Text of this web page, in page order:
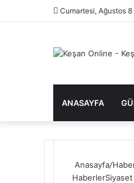
Cumartesi, Ağustos
ANASAYFA
Anasayfa/
HaberlerSiyaset